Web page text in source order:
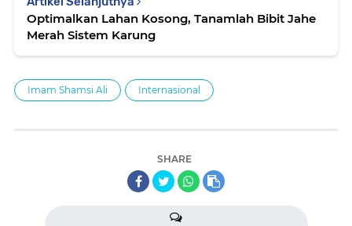
Optimalkan Lahan Kosong, Tanamlah Bibit Jahe
Merah Sistem Karung
Imam Shamsi Ali Internasional
SHARE